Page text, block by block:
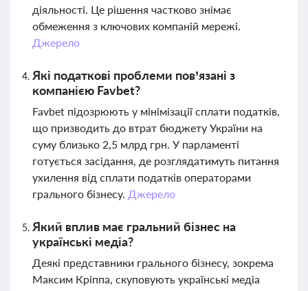
діяльності. Це рішення частково знімає
обмеження з ключових компаній мережі.
Джерело
Які податкові проблеми пов’язані з
компанією Favbet?
Favbet підозрюють у мінімізації сплати податків,
що призводить до втрат бюджету України на
суму близько 2,5 млрд грн. У парламенті
готується засідання, де розглядатимуть питання
ухилення від сплати податків операторами
грального бізнесу. Джерело
Який вплив має гральний бізнес на
українські медіа?
Деякі представники грального бізнесу, зокрема
Максим Кріппа, скуповують українські медіа